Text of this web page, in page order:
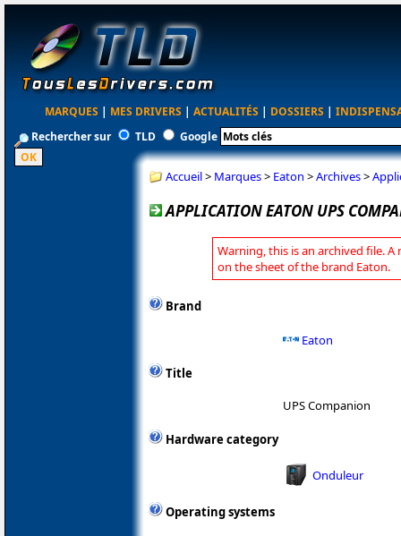
MARQUES | MES DRIVERS | ACTUALITÉS | DOSSIERS |
Rechercher sur
TLD Google
Accueil> Marques> Eaton >Archives>
APPLICATION EATON UPS
Warning, this is an archived file. A
on the sheet of the brand Eaton.
Brand
Eaton
Title
UPS Companion
Hardware category
Onduleur
Operating systems